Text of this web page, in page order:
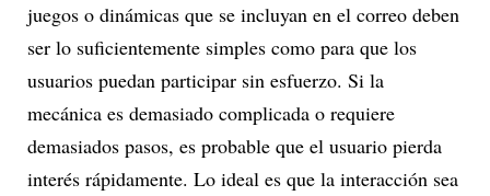
juegos o dinámicas que se incluyan en el correo deben
ser lo suficientemente simples como para que los
usuarios puedan participar sin esfuerzo. Si la
mecánica es demasiado complicada o requiere
demasiados pasos, es probable que el usuario pierda
interés rápidamente. Lo ideal es que la interacción sea